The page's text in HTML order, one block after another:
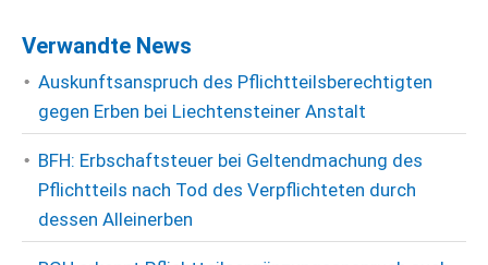
Verwandte News
Auskunftsanspruch des Pflichtteilsberechtigten
gegen Erben bei Liechtensteiner Anstalt
BFH: Erbschaftsteuer bei Geltendmachung des
Pflichtteils nach Tod des Verpflichteten durch
dessen Alleinerben